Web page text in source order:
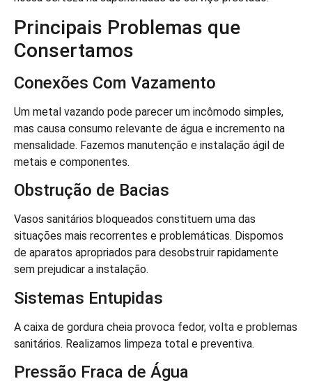
Principais Problemas que
Consertamos
Conexões Com Vazamento
Um metal vazando pode parecer um incômodo simples,
mas causa consumo relevante de água e incremento na
mensalidade. Fazemos manutenção e instalação ágil de
metais e componentes.
Obstrução de Bacias
Vasos sanitários bloqueados constituem uma das
situações mais recorrentes e problemáticas. Dispomos
de aparatos apropriados para desobstruir rapidamente
sem prejudicar a instalação.
Sistemas Entupidas
A caixa de gordura cheia provoca fedor, volta e problemas
sanitários. Realizamos limpeza total e preventiva.
Pressão Fraca de Água